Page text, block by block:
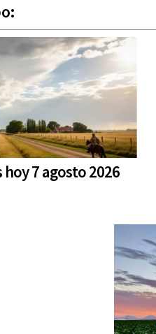
hoy 7 agosto 2026